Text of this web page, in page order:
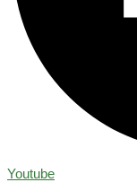
Youtube